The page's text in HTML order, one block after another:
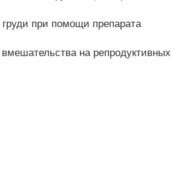
груди при помощи препарата
на репродуктивных